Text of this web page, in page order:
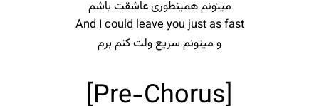
میتونم همینطوری عاشقت باشم
And I could leave you just as fast
و میتونم سریع ولت کنم برم
[Pre-Chorus]